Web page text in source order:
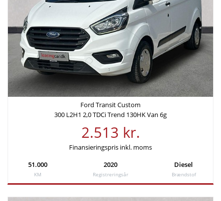
etableringsomkostninger
Ford Transit Custom
300 L2H1 2,0 TDCi Trend 130HK Van 6g
2.513 kr.
Finansieringspris inkl. moms
51.000
KM
2020
Registreringsår
Diesel
Brændstof